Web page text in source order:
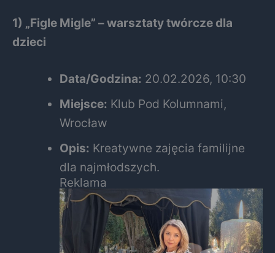
1) „Figle Migle” – warsztaty twórcze dla
dzieci
Data/Godzina: 20.02.2026, 10:30
Miejsce: Klub Pod Kolumnami,
Wrocław
Opis: Kreatywne zajęcia familijne
dla najmłodszych.
Reklama